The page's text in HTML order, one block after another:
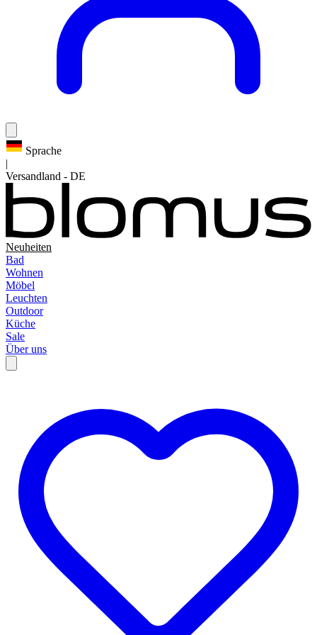
Sprache
|
Versandland - DE
Neuheiten
Bad
Wohnen
Möbel
Leuchten
Outdoor
Küche
Sale
Über uns